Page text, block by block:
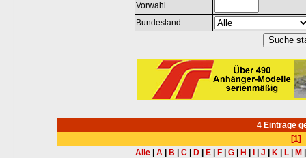
Vorwahl
Bundesland
4 Einträge
[1]
Alle
A B C D E F G H J K L M